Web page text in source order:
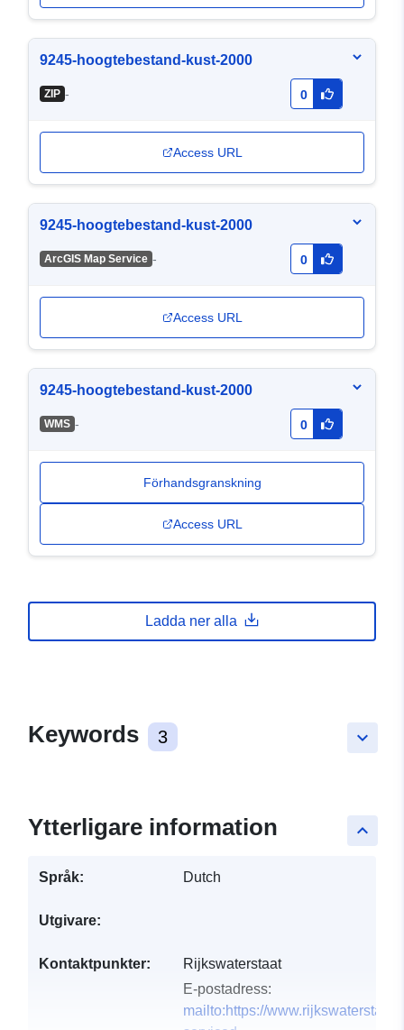
9245-hoogtebestand-kust-2000
ZIP - 0
Access URL
9245-hoogtebestand-kust-2000
ArcGIS Map Service - 0
Access URL
9245-hoogtebestand-kust-2000
WMS - 0
Förhandsgranskning
Access URL
Ladda ner alla
keyboard_arrow_down
Keywords 3
keyboard_arrow_up
Ytterligare information
Språk: Dutch
Utgivare:
Kontaktpunkter:
Rijkswaterstaat
E-postadress:
mailto:https://